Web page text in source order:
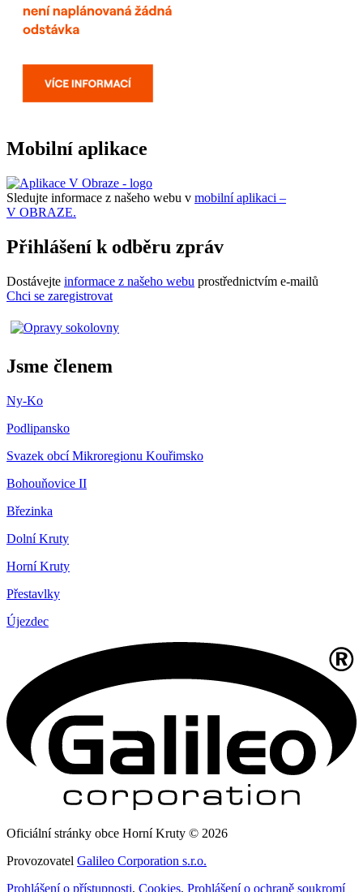
Mobilní aplikace
Sledujte informace z našeho webu v mobilní aplikaci –
V OBRAZE.
Přihlášení k odběru zpráv
Dostávejte informace z našeho webu prostřednictvím e-mailů
Chci se zaregistrovat
Jsme členem
Ny-Ko
Podlipansko
Svazek obcí Mikroregionu Kouřimsko
Bohouňovice II
Březinka
Dolní Kruty
Horní Kruty
Přestavlky
Újezdec
Oficiální stránky obce Horní Kruty © 2026
Provozovatel Galileo Corporation s.r.o.
Prohlášení o přístupnosti, Cookies, Prohlášení o ochraně soukromí